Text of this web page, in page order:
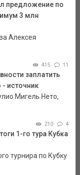
предложение по
3 млн
Алексея
415 11
заплатить
- источник
Мигель Нето,
210 4
1-го тура Кубка
турнира по Кубку